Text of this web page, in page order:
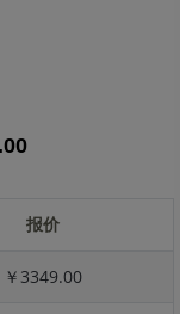
报价
￥3349.00